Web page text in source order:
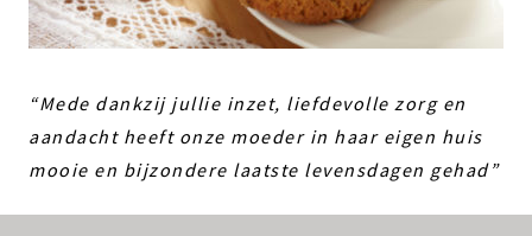
“Mede dankzij jullie inzet, liefdevolle zorg en
aandacht heeft onze moeder in haar eigen huis
mooie en bijzondere laatste levensdagen gehad”